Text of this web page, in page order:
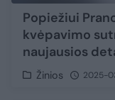
Popiežiui
kvėpavimo
naujausios
Žinios 2025-